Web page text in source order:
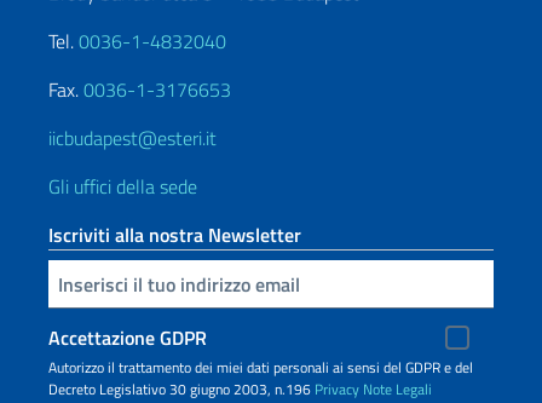
Tel.0036-1-4832040
Fax.0036-1-3176653
iicbudapest@esteri.it
Gli uffici della sede
Iscriviti alla nostra Newsletter
Inserisci la tua email
Accettazione GDPR
Autorizzo il trattamento dei miei dati personali ai sensi del GDPR e del
Decreto Legislativo 30 giugno 2003, n.196 Privacy Note Legali